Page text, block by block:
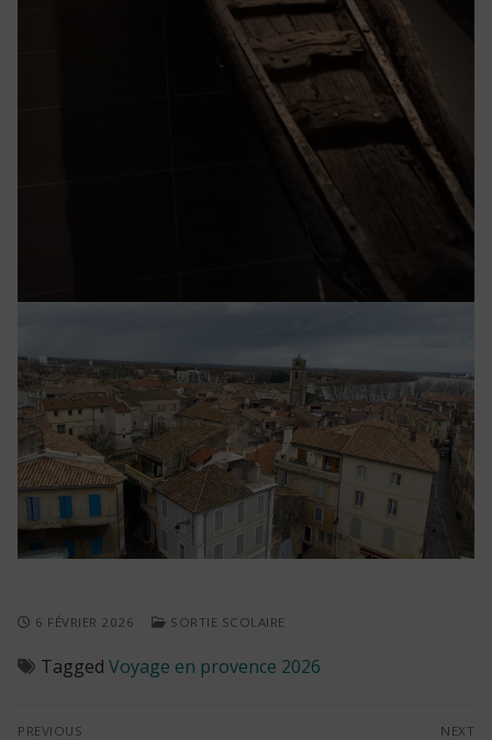
6 FÉVRIER 2026 SORTIE SCOLAIRE
Tagged Voyage en provence 2026
Navigation
PREVIOUS NEXT